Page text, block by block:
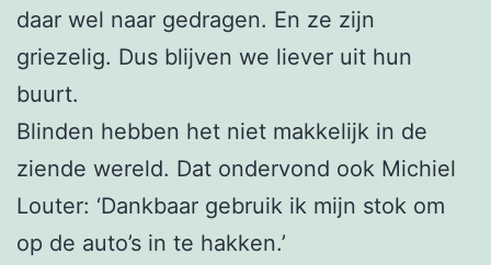
daar wel naar gedragen. En ze zijn
griezelig. Dus blijven we liever uit hun
buurt.
Blinden hebben het niet makkelijk in de
ziende wereld. Dat ondervond ook Michiel
Louter: ‘Dankbaar gebruik ik mijn stok om
op de auto’s in te hakken.’